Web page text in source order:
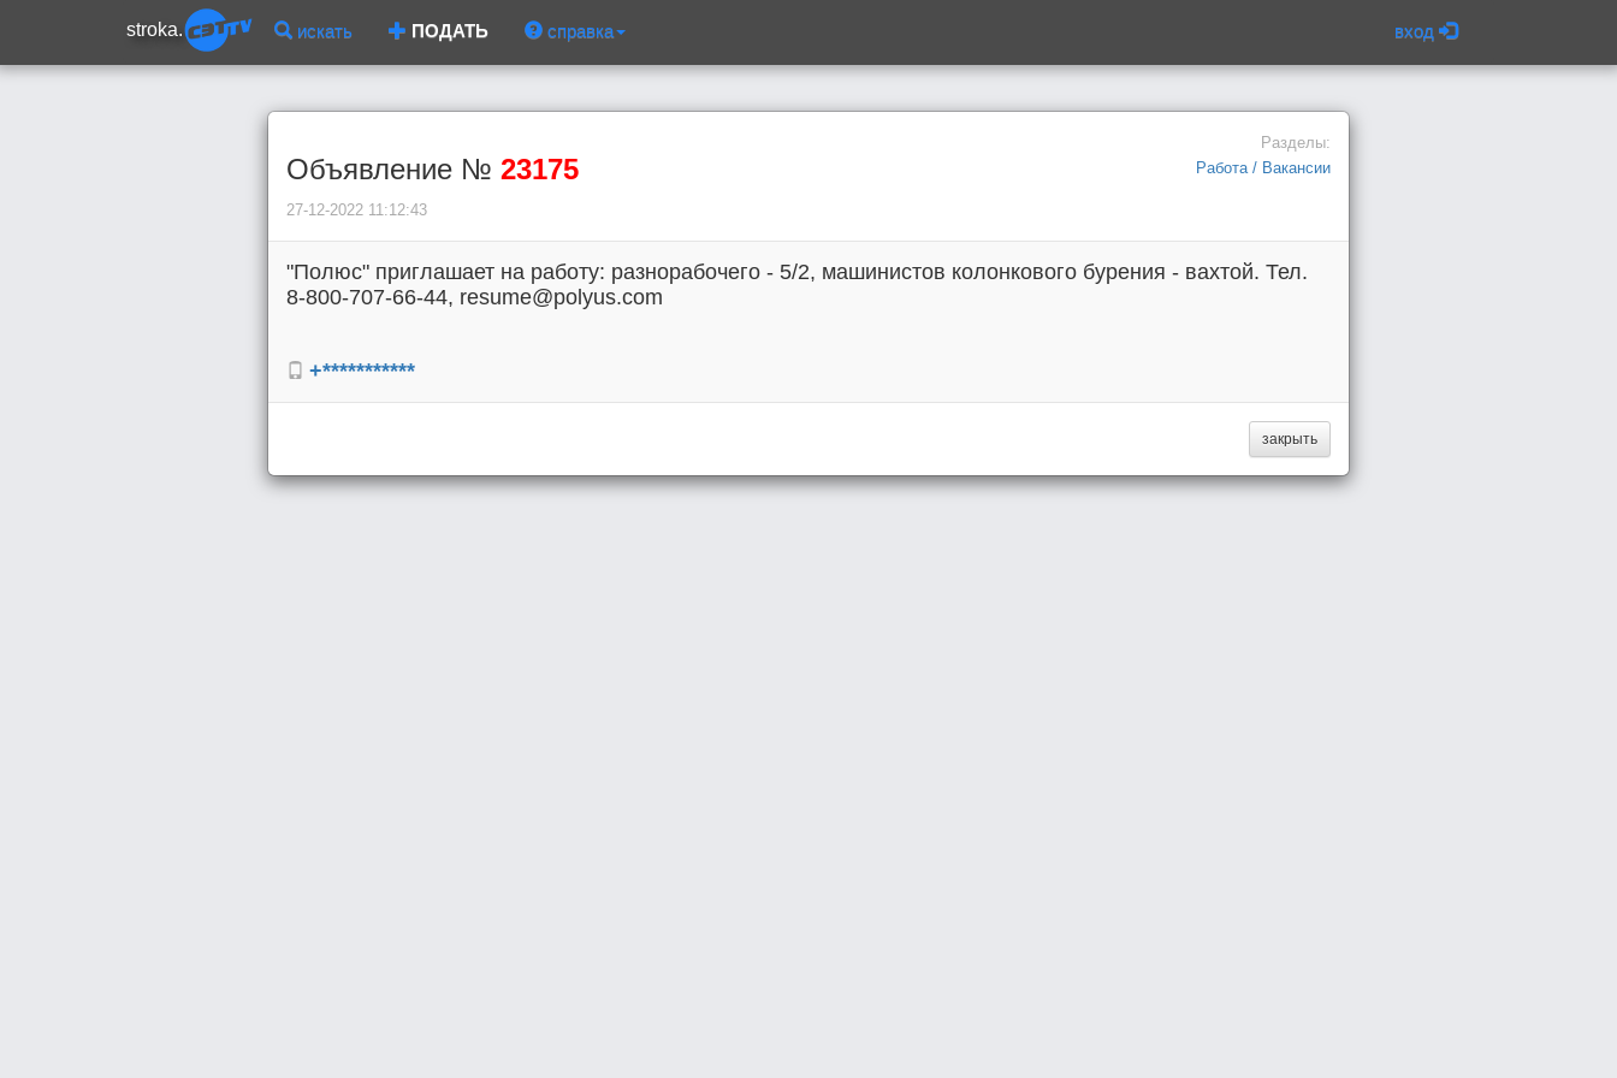
stroka. искать ПОДАТЬ справка вход
Объявление № 23175
27-12-2022 11:12:43
Разделы:
Работа / Вакансии
"Полюс" приглашает на работу: разнорабочего - 5/2, машинистов колонкового бурения - вахтой. Тел.
8-800-707-66-44, resume@polyus.com
+***********
закрыть